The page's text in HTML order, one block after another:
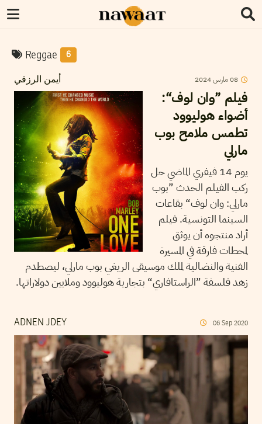
Reggae 6
أيمن الرزقي 08مارس2024
فيلم ”وان لوف“:
أضواء هوليوود
تطمس ملامح بوب
مارلي
يوم 14 فيفري الماضي حل
ركب الفيلم الحدث ”بوب
مارلي: وان لوف“ بقاعات
السينما التونسية. فيلم
أراد منتجوه أن يوثق
لمحطات فارقة في المسيرة
الفنية والنضالية لملك موسيقى الريغي بوب مارلي، ليصطدم
زهد فلسفة ”الراستافاري“ بتجارية هوليوود وملايين دولاراتها.
ADNEN JDEY 06 Sep 2020